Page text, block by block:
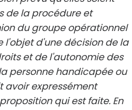
de la procédure et
du groupe opérationnel
l'objet d'une décision de la
et de l'autonomie des
personne handicapée ou
avoir expressément
qui est faite. En